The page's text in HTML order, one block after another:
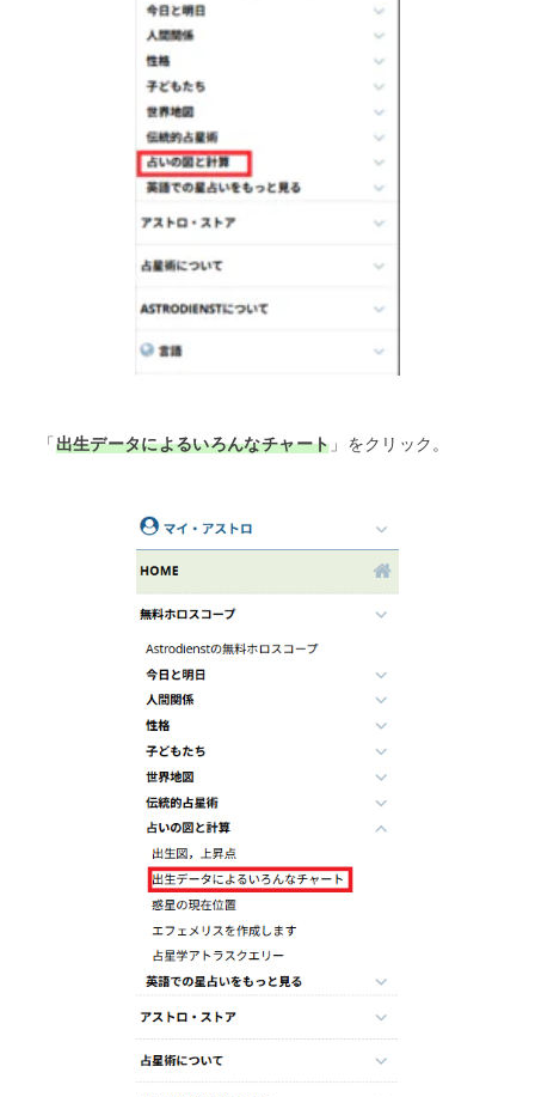
「出生データによるいろんなチャート 」をクリック。